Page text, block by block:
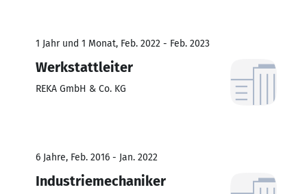
1 Jahr und 1 Monat, Feb. 2022 - Feb. 2023
Werkstattleiter
REKA GmbH & Co. KG
6 Jahre, Feb. 2016 - Jan. 2022
Industriemechaniker